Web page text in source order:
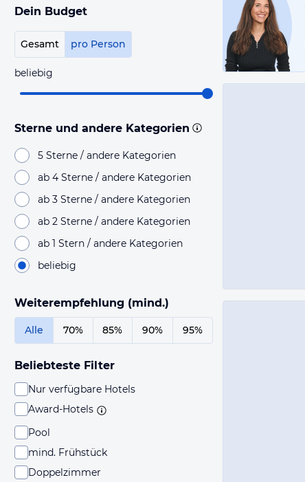
Dein Budget
Gesamt pro Person
beliebig
Sterne und andere Kategorien
5 Sterne / andere Kategorien
ab 4 Sterne / andere Kategorien
ab 3 Sterne / andere Kategorien
ab 2 Sterne / andere Kategorien
ab 1 Stern / andere Kategorien
beliebig
Weiterempfehlung (mind.)
Alle 70% 85% 90% 95%
Beliebteste Filter
Nur verfügbare Hotels
Award-Hotels
Pool
mind. Frühstück
Doppelzimmer